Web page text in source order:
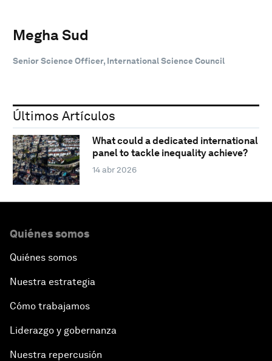
Megha Sud
Senior Science Officer, International Science Council
Últimos Artículos
What could a dedicated international
panel to tackle inequality achieve?
14 abr 2026
Quiénes somos
Quiénes somos
Nuestra estrategia
Cómo trabajamos
Liderazgo y gobernanza
Nuestra repercusión